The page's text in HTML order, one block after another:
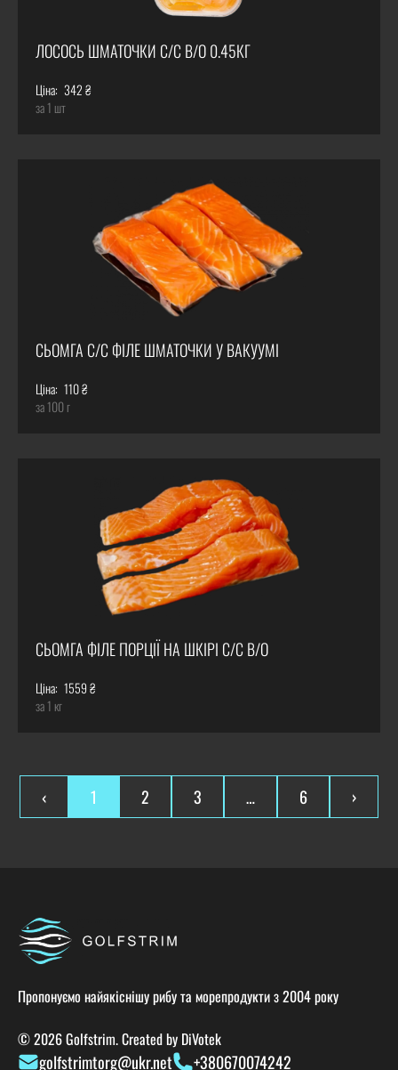
ЛОСОСЬ ШМАТОЧКИ С/С В/О 0.45КГ
Ціна: 342 ₴
за 1 шт
СЬОМГА С/С ФІЛЕ ШМАТОЧКИ У ВАКУУМІ
Ціна: 110 ₴
за 100 г
СЬОМГА ФІЛЕ ПОРЦІЇ НА ШКІРІ С/С В/О
Ціна: 1559 ₴
за 1 кг
‹ 1 2 3 … 6 ›
Пропонуємо найякіснішу рибу та морепродукти з 2004 року
© 2026 Golfstrim. Created by DiVotek
golfstrimtorg@ukr.net +380670074242